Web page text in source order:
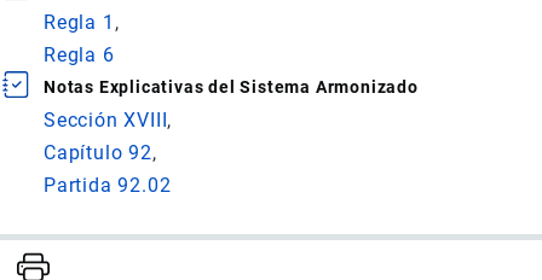
Regla 1
Regla 6
Notas Explicativas del Sistema Armonizado
Sección XVIII
Capítulo 92
Partida 92.02